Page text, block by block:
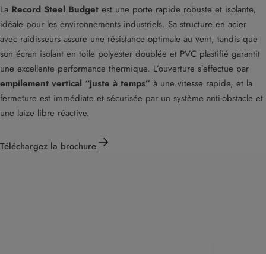
La Record Steel Budget est une porte rapide robuste et isolante,
idéale pour les environnements industriels. Sa structure en acier
avec raidisseurs assure une résistance optimale au vent, tandis que
son écran isolant en toile polyester doublée et PVC plastifié garantit
une excellente performance thermique. L’ouverture s’effectue par
empilement vertical “juste à temps” à une vitesse rapide, et la
fermeture est immédiate et sécurisée par un système anti-obstacle et
une laize libre réactive.
Téléchargez la brochure